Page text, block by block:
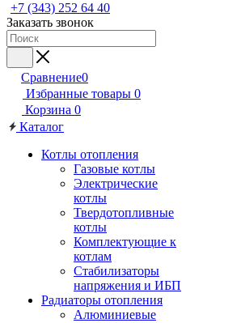
+7 (343) 252 64 40
Заказать звонок
Сравнение0
Избранные товары 0
Корзина 0
Каталог
Котлы отопления
Газовые котлы
Электрические
котлы
Твердотопливные
котлы
Комплектующие к
котлам
Стабилизаторы
напряжения и ИБП
Радиаторы отопления
Алюминиевые